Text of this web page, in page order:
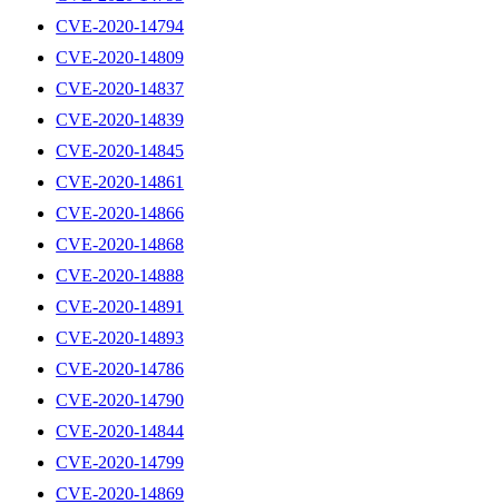
CVE-2020-14794
CVE-2020-14809
CVE-2020-14837
CVE-2020-14839
CVE-2020-14845
CVE-2020-14861
CVE-2020-14866
CVE-2020-14868
CVE-2020-14888
CVE-2020-14891
CVE-2020-14893
CVE-2020-14786
CVE-2020-14790
CVE-2020-14844
CVE-2020-14799
CVE-2020-14869